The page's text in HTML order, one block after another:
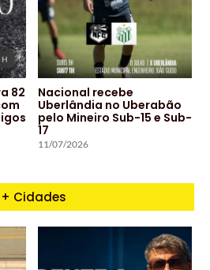
82
Nacional recebe
Uberlândia no Uberabão
pelo Mineiro Sub-15 e Sub-
17
11/07/2026
+ Cidades